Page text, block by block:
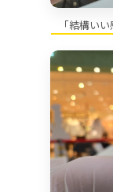
「結構い